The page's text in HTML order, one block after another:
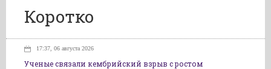
Коротко
17:37, 06 августа 2026
Ученые связали кембрийский взрыв с ростом